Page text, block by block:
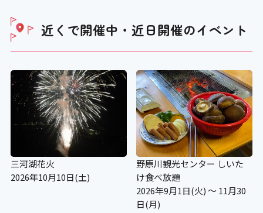
近くで開催中・近日開催のイベント
三河湖花火
2026年10月10日(土)
野原川観光センター しいた
け食べ放題
2026年9月1日(火) ～ 11月30
日(月)